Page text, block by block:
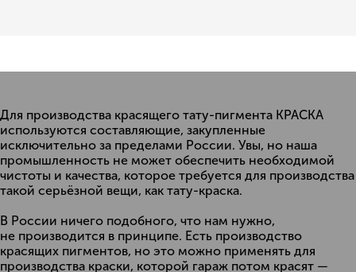
Для производства красящего тату-пигмента КРАСКА
используются составляющие, закупленные
исключительно за пределами России. Увы, но наша
промышленность не может обеспечить необходимой
чистоты и качества, которое требуется для производства
такой серьёзной вещи, как тату-краска.
В России ничего подобного, что нам нужно,
не производится в принципе. Есть производство
красящих пигментов, но это можно применять для
производства краски, которой гараж потом красят —